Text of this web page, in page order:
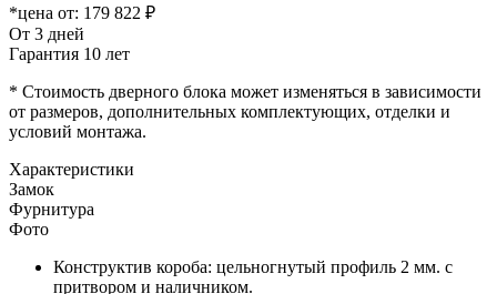
*цена от: 179 822 ₽
От 3 дней
Гарантия 10 лет
* Стоимость дверного блока может изменяться в зависимости
от размеров, дополнительных комплектующих, отделки и
условий монтажа.
Характеристики
Замок
Фурнитура
Фото
Конструктив короба: цельногнутый профиль 2 мм. с
притвором и наличником.